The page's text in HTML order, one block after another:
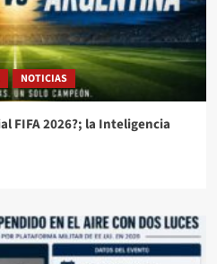
NOTICIAS
FIFA 2026?; la Inteligencia